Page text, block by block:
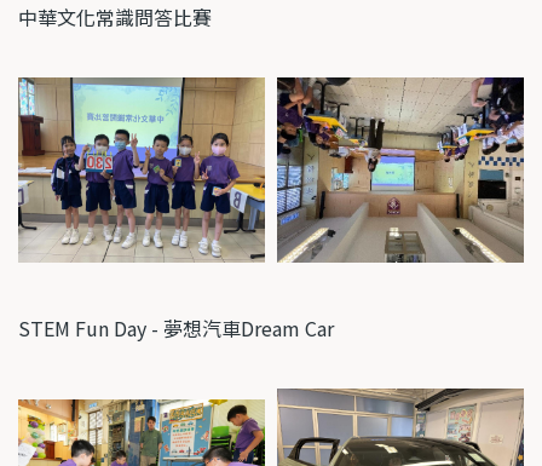
中華文化常識問答比賽
STEM Fun Day - 夢想汽車Dream Car